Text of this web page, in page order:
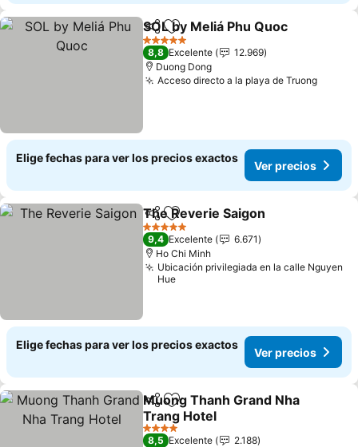
CompartirAgregar a favoritos
SOL by Meliá Phu Quoc
5 Estrellas
8,8 Excelente
12.969
Duong Dong
Acceso directo a la playa de TruongVer
Elige fechas para ver los precios exactos
Ver precios
Compartir
Agregar a favoritos
The Reverie Saigon
5 Estrellas
9,4 Excelente
6.671
Ho Chi Minh
Ubicación privilegiada en la calle Nguyen
Hue
Elige fechas para ver los precios exactos
Ver precios
CompartirAgregar a favoritos
Muong Thanh Grand Nha
Trang Hotel
Ver precios
4 Estrellas
8,5 Excelente
2.188